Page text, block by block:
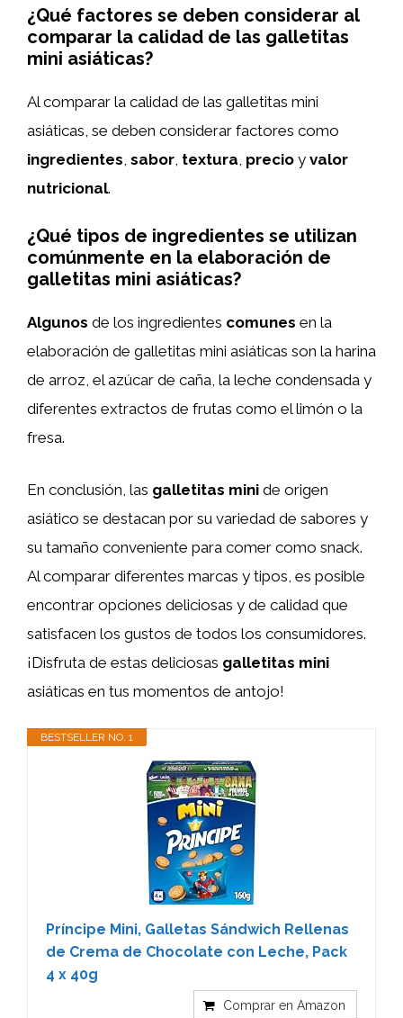
¿Qué factores se deben considerar al
comparar la calidad de las galletitas
mini asiáticas?
Al comparar la calidad de las galletitas mini
asiáticas, se deben considerar factores como
ingredientes sabor textura precio y valor
nutricional.
¿Qué tipos de ingredientes se utilizan
comúnmente en la elaboración de
galletitas mini asiáticas?
Algunos de los ingredientes comunes en la
elaboración de galletitas mini asiáticas son la harina
de arroz, el azúcar de caña, la leche condensada y
diferentes extractos de frutas como el limón o la
fresa.
En conclusión, las galletitas mini de origen
asiático se destacan por su variedad de sabores y
su tamaño conveniente para comer como snack.
Al comparar diferentes marcas y tipos, es posible
encontrar opciones deliciosas y de calidad que
satisfacen los gustos de todos los consumidores.
¡Disfruta de estas deliciosas galletitas mini
asiáticas en tus momentos de antojo!
BESTSELLER NO. 1
Príncipe Mini, Galletas Sándwich Rellenas
de Crema de Chocolate con Leche, Pack
4 x 40g
Comprar en Amazon